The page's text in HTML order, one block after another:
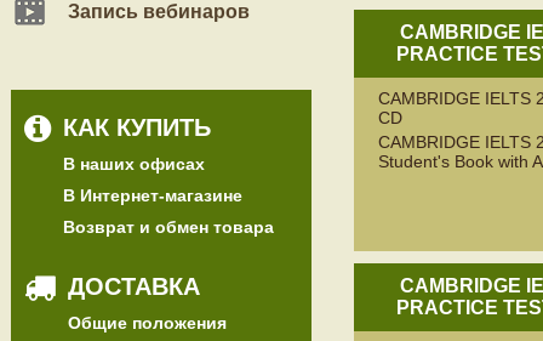
Запись вебинаров
КАК КУПИТЬ
В наших офисах
В Интернет-магазине
Возврат и обмен товара
ДОСТАВКА
Общие положения
CAMBRIDGE
PRACTICE
CAMBRIDGE IELTS
CD
CAMBRIDGE IELTS
Student's Book with
CAMBRIDGE
PRACTICE